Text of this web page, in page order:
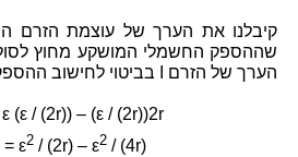
קיבלנו את הערך של עוצמת הזרם
שההספק החשמלי המושקע מחוץ
הערך של הזרם I בביטוי לחישוב ההספק ונקבל,
(ε / (2r)) – (ε / (2r))2r
= ε2 / (2r) – ε2 / (4r)